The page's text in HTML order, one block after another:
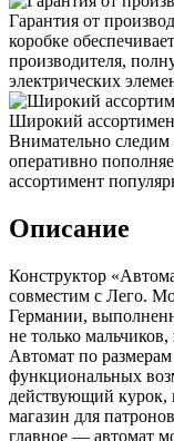
Гарантия от
коробке
производителя,
электрических
Широкий
Внимательно следим
оперативно
ассортимент
Описание
Конструктор
совместим с Лего.
Германии,
не только
Автомат по
функциональных
действующий курок,
магазин для
главное — автомат